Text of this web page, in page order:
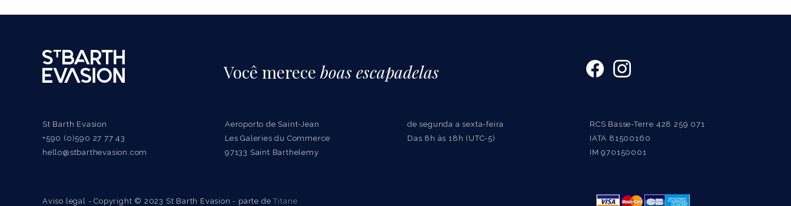
Você merece boas escapadelas
St Barth Evasion
+590 (0)590 27 77 43
hello@stbarthevasion.com
Aeroporto de Saint-Jean
Les Galeries du Commerce
97133 Saint Barthelemy
de segunda a sexta-feira
Das 8h às 18h (UTC-5)
RCS Basse-Terre 428 259 071
IATA 81500160
IM 970150001
Aviso legal - Copyright © 2023 St Barth Evasion - parte deTitane